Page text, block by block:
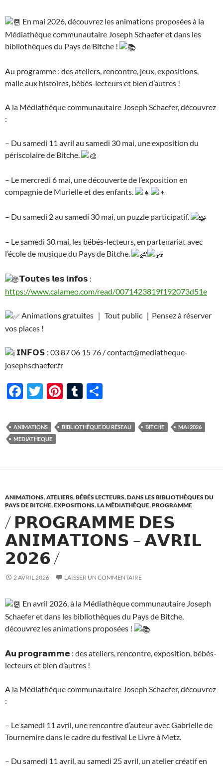
En mai 2026, découvrez les animations proposées à la
Médiathèque communautaire Joseph Schaefer et dans les
bibliothèques du Pays de Bitche !
Au programme : des ateliers, rencontre, jeux, expositions,
malle aux histoires, bébés-lecteurs et bien d’autres !
A la Médiathèque communautaire Joseph Schaefer, découvrez
:
– Du samedi 11 avril au samedi 30 mai, une exposition du
périscolaire de Bitche.
– Le mercredi 6 mai, une découverte de l’exposition en
compagnie de Murielle et des enfants.
– Du samedi 2 au samedi 30 mai, un puzzle participatif.
– Le samedi 30 mai, les bébés-lecteurs, en partenariat avec
l’école de musique du Pays de Bitche.
𝗧𝗼𝘂𝘁𝗲𝘀 𝗹𝗲𝘀 𝗶𝗻𝗳𝗼𝘀 :
https://www.calameo.com/read/0071423819f192073d51e
Animations gratuites ｜ Tout public ｜Pensez à réserver
vos places !
𝗜𝗡𝗙𝗢𝗦 : 03 87 06 15 76 / contact@mediatheque-
josephschaefer.fr
F
e
b
o
T
itt
er
Pi
er
es
T
m
bl
ta
g
ANIMATIONS BIBLIOTHÈQUE DU RÉSEAU BITCHE
MAI 2026
MEDIATHEQUE
ANIMATIONS,ATELIERS,BÉBÉS LECTEURS,DANS LES BIBLIOTHÈQUES DU
PAYS DE BITCHE,EXPOSITIONS,LA MÉDIATHÈQUE,PROGRAMME
/ 𝗣𝗥𝗢𝗚𝗥𝗔𝗠𝗠𝗘 𝗗𝗘𝗦
𝗔𝗡𝗜𝗠𝗔𝗧𝗜𝗢𝗡𝗦 – 𝗔𝗩𝗥𝗜𝗟
𝟮𝟬𝟮𝟲 /
2 AVRIL 2026 LAISSER UN COMMENTAIRE
En avril 2026, à la Médiathèque communautaire Joseph
Schaefer et dans les bibliothèques du Pays de Bitche,
découvrez les animations proposées !
𝗔𝘂 𝗽𝗿𝗼𝗴𝗿𝗮𝗺𝗺𝗲 : des ateliers, rencontre, exposition, bébés-
lecteurs et bien d’autres !
A la Médiathèque communautaire Joseph Schaefer, découvrez
:
– Le samedi 11 avril, une rencontre d’auteur avec Gabrielle de
Tournemire dans le cadre du festival Le Livre à Metz.
– Du samedi 11 avril, au samedi 25 avril, un atelier créatif en